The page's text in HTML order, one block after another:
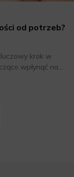
od potrzeb?
krok w
wpłynąć na
skóry.